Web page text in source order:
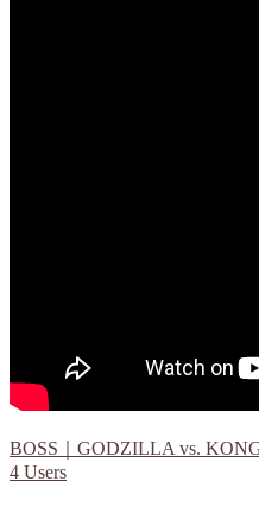
BOSS｜GODZILLA vs.
4 Users